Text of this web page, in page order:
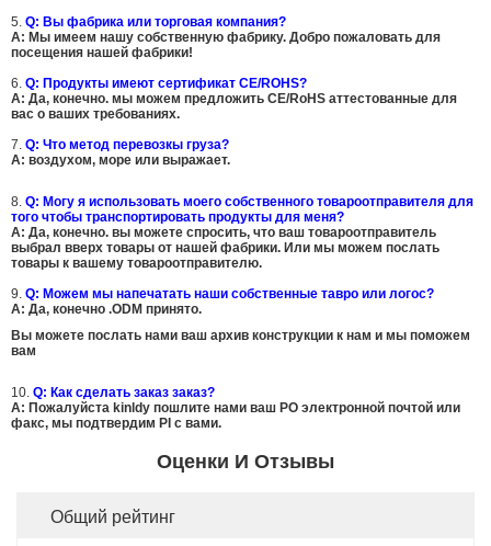
5. Q: Вы фабрика или торговая компания?
A: Мы имеем нашу собственную фабрику. Добро пожаловать для
посещения нашей фабрики!
6. Q: Продукты имеют сертификат CE/ROHS?
A: Да, конечно. мы можем предложить CE/RoHS аттестованные для
вас о ваших требованиях.
7. Q: Что метод перевозкы груза?
A: воздухом, море или выражает.
8. Q: Могу я использовать моего собственного товароотправителя для
того чтобы транспортировать продукты для меня?
A: Да, конечно. вы можете спросить, что ваш товароотправитель
выбрал вверх товары от нашей фабрики. Или мы можем послать
товары к вашему товароотправителю.
9. Q: Можем мы напечатать наши собственные тавро или логос?
A: Да, конечно .ODM принято.
Вы можете послать нами ваш архив конструкции к нам и мы поможем
вам
10. Q: Как сделать заказ заказ?
A: Пожалуйста kinldy пошлите нами ваш PO электронной почтой или
факс, мы подтвердим PI с вами.
Оценки И Отзывы
Общий рейтинг